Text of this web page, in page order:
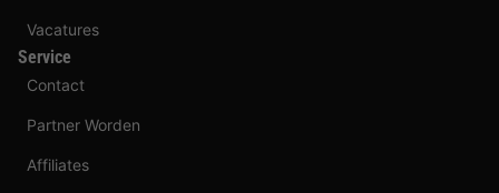
Vacatures
Service
Contact
Partner Worden
Affiliates